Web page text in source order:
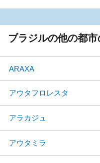
ブラジルの他の都
ARAXA
アウタフロレスタ
アラカジュ
アウタミラ